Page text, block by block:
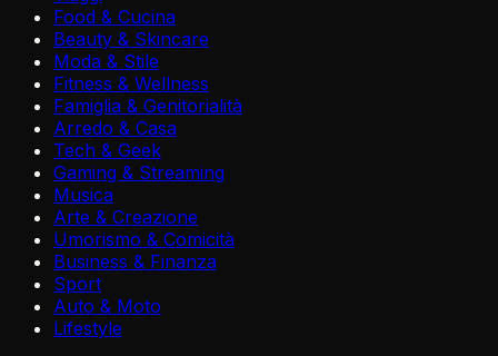
Food & Cucina
Beauty & Skincare
Moda & Stile
Fitness & Wellness
Famiglia & Genitorialità
Arredo & Casa
Tech & Geek
Gaming & Streaming
Musica
Arte & Creazione
Umorismo & Comicità
Business & Finanza
Sport
Auto & Moto
Lifestyle